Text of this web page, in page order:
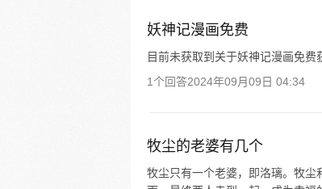
妖神记漫画免费
目前未获取到关于妖神记漫画免费
1个回答2024年09月09日 04:34
牧尘的老婆有几个
牧尘只有一个老婆，即洛璃。牧尘